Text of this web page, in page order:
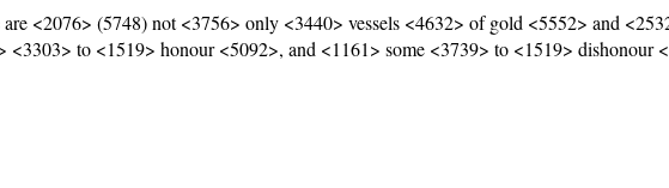
are <2076> (5748) not <3756> only <3440> vessels <4632> of gold <5552> and
to <1519> honour <5092>, and <1161> some <3739> to <1519> dishonour